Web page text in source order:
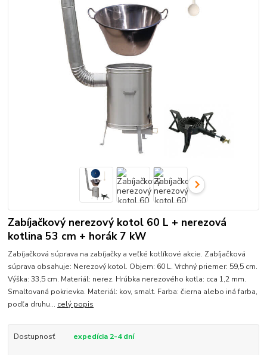
Zabíjačkový nerezový kotol 60 L + nerezová
kotlina 53 cm + horák 7 kW
Zabíjačková súprava na zabíjačky a veľké kotlíkové akcie. Zabíjačková
súprava obsahuje: Nerezový kotol. Objem: 60 L. Vrchný priemer: 59,5 cm.
Výška: 33,5 cm. Materiál: nerez. Hrúbka nerezového kotla: cca 1,2 mm.
Smaltovaná pokrievka. Materiál: kov, smalt. Farba: čierna alebo iná farba,
podľa druhu... celý popis
Dostupnosť expedícia 2-4 dní